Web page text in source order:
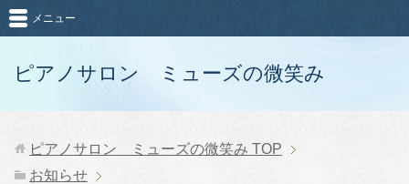
ピアノサロン ミューズの微笑み
メニュー
ピアノサロン ミューズの微笑み TOP
お知らせ